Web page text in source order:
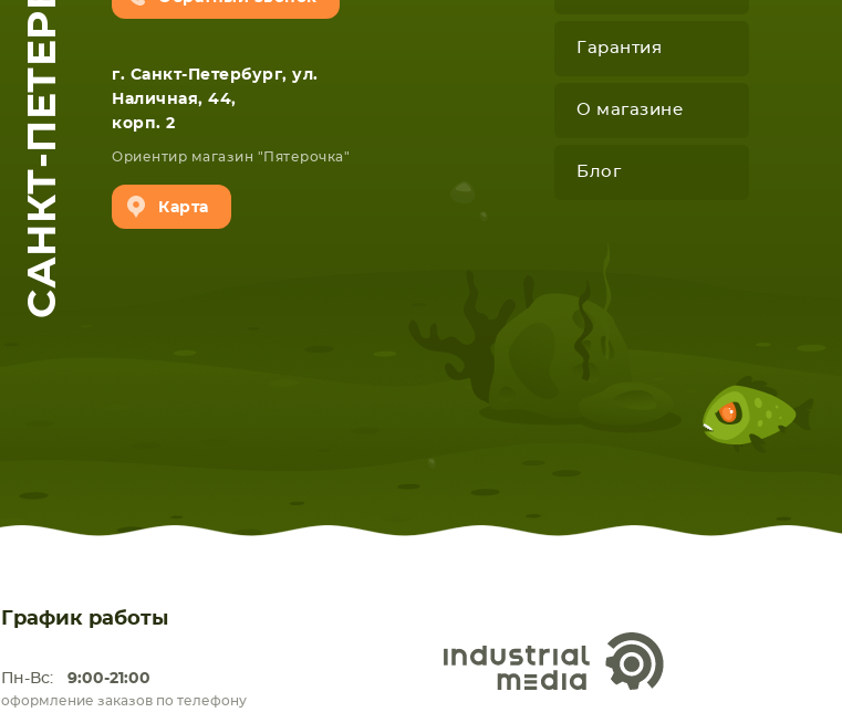
САНКТ-ПЕТЕРБУРГ
г. Санкт-Петербург, ул.
Наличная, 44,
корп. 2
Ориентир магазин "Пятерочка"
Карта
Гарантия
О магазине
Блог
График работы
Пн-Вс: 9:00-21:00
оформление заказов по телефону